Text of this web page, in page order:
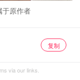
于原作者
复制
via our links.